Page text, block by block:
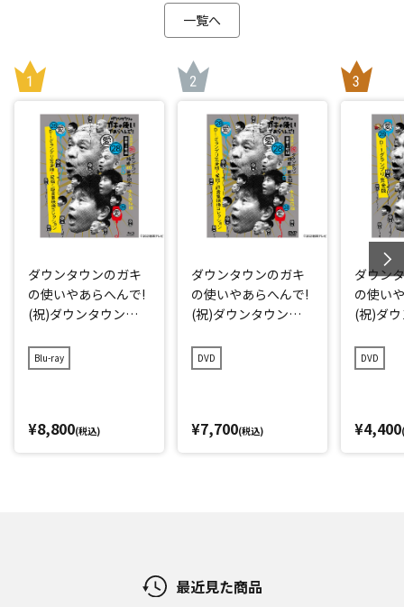
一覧へ
ダウンタウンのガキ
の使いやあらへんで!
(祝)ダウンタウン結
初回限定永久保存版
(28)(愛)D-1グランプ
Blu-ray
¥8,800(税込)
ダウンタウンのガキ
の使いやあらへんで!
(祝)ダウンタウン結
回限定永久保存版(2
8)(愛)D-1グランプリ
DVD
¥7,700(税込)
ダウン
の使い
(祝)ダ
久保存
グラン
DVD
¥4,400
最近見た商品